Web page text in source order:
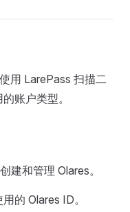
使用 LarePass 扫描二
账户类型。
建和管理 Olares。
的 Olares ID。